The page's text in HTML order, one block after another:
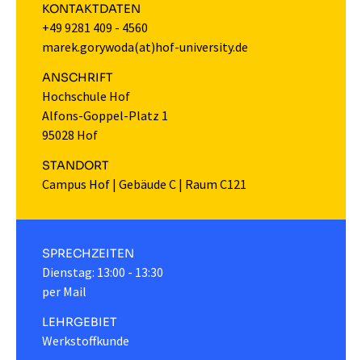
KONTAKTDATEN
+49 9281 409 - 4560
marek.gorywoda(at)hof-university.de
ANSCHRIFT
Hochschule Hof
Alfons-Goppel-Platz 1
95028 Hof
STANDORT
Campus Hof | Gebäude C | Raum C121
SPRECHZEITEN
Dienstag: 13:00 - 13:30
per Mail
LEHRGEBIET
Werkstoffkunde